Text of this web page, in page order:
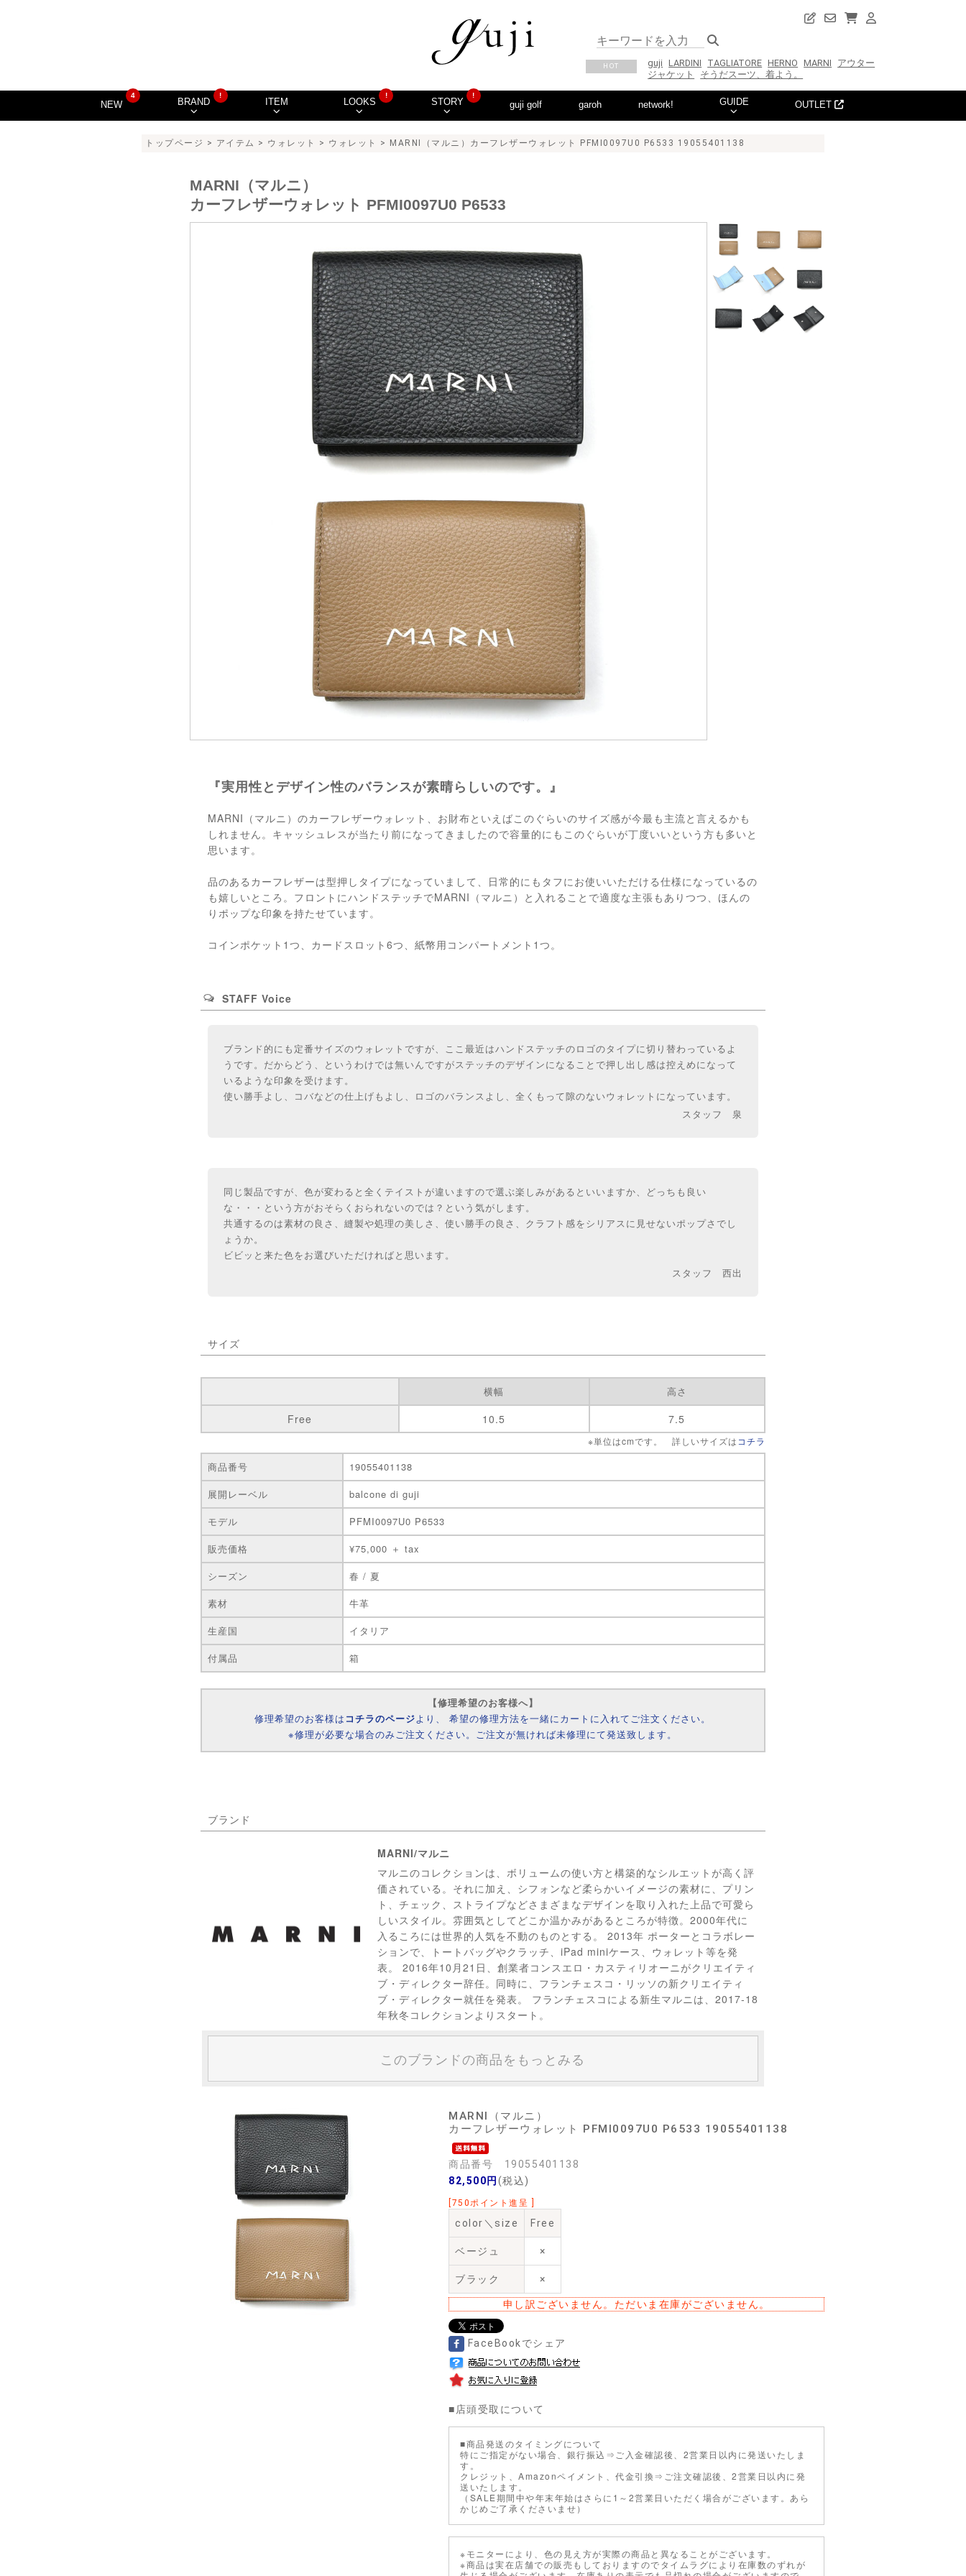
HOT guji LARDINI TAGLIATORE HERNO MARNI
アウター
ジャケット
そうだスーツ、着よう。
NEW
4
BRAND
!
ITEM LOOKS
!
STORY
!
guji golf garoh network! GUIDE OUTLET
トップページ > アイテム > ウォレット > ウォレット > MARNI（マルニ）カーフレザーウォレット PFMI0097U0 P6533 19055401138
『実用性とデザイン性のバランスが素晴らしいのです。』
MARNI（マルニ）のカーフレザーウォレット、お財布といえばこのぐらいのサイズ感が今最も主流と言えるかも
しれません。キャッシュレスが当たり前になってきましたので容量的にもこのぐらいが丁度いいという方も多いと
思います。
品のあるカーフレザーは型押しタイプになっていまして、日常的にもタフにお使いいただける仕様になっているの
も嬉しいところ。フロントにハンドステッチでMARNI（マルニ）と入れることで適度な主張もありつつ、ほんの
りポップな印象を持たせています。
コインポケット1つ、カードスロット6つ、紙幣用コンパートメント1つ。
STAFF Voice
ブランド的にも定番サイズのウォレットですが、ここ最近はハンドステッチのロゴのタイプに切り替わっているよ
うです。だからどう、というわけでは無いんですがステッチのデザインになることで押し出し感は控えめになって
いるような印象を受けます。
使い勝手よし、コバなどの仕上げもよし、ロゴのバランスよし、全くもって隙のないウォレットになっています。
スタッフ 泉
同じ製品ですが、色が変わると全くテイストが違いますので選ぶ楽しみがあるといいますか、どっちも良い
な・・・という方がおそらくおられないのでは？という気がします。
共通するのは素材の良さ、縫製や処理の美しさ、使い勝手の良さ、クラフト感をシリアスに見せないポップさでし
ょうか。
ビビッと来た色をお選びいただければと思います。
スタッフ 西出
サイズ
横幅 高さ
Free 10.5 7.5
※単位はcmです。 詳しいサイズは コチラ
商品番号
19055401138
展開レーベル
balcone di guji
モデル
PFMI0097U0 P6533
販売価格
¥75,000 ＋ tax
シーズン
春 / 夏
素材
牛革
生産国
イタリア
付属品
箱
【修理希望のお客様へ】
修理希望のお客様は コチラのページより、 希望の修理方法を一緒にカートに入れてご注文ください。
※修理が必要な場合のみご注文ください。ご注文が無ければ未修理にて発送致します。
ブランド
MARNI/マルニ
マルニのコレクションは、ボリュームの使い方と構築的なシルエットが高く評
価されている。それに加え、シフォンなど柔らかいイメージの素材に、プリン
ト、チェック、ストライプなどさまざまなデザインを取り入れた上品で可愛ら
しいスタイル。雰囲気としてどこか温かみがあるところが特徴。2000年代に
入るころには世界的人気を不動のものとする。 2013年 ポーターとコラボレー
ションで、トートバッグやクラッチ、iPad miniケース、ウォレット等を発
表。 2016年10月21日、創業者コンスエロ・カスティリオーニがクリエイティ
ブ・ディレクター辞任。同時に、フランチェスコ・リッソの新クリエイティ
ブ・ディレクター就任を発表。 フランチェスコによる新生マルニは、2017-18
年秋冬コレクションよりスタート。
このブランドの商品をもっとみる
MARNI（マルニ）
カーフレザーウォレット PFMI0097U0 P6533 19055401138
商品番号 19055401138
82,500円 (税込)
[750ポイント進呈 ]
color＼size Free
ベージュ ×
ブラック ×
申し訳ございません。ただいま在庫がございません。
FaceBookでシェア
■店頭受取について
■商品発送のタイミングについて
特にご指定がない場合、銀行振込⇒ご入金確認後、2営業日以内に発送いたしま
す。
クレジット、Amazonペイメント、代金引換⇒ご注文確認後、2営業日以内に発
送いたします。
（SALE期間中や年末年始はさらに1～2営業日いただく場合がございます。あら
かじめご了承くださいませ）
※モニターにより、色の見え方が実際の商品と異なることがございます。
※商品は実在店舗での販売もしておりますのでタイムラグにより在庫数のずれが